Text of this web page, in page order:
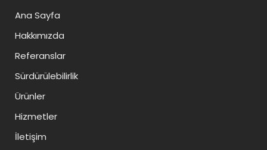
Ana Sayfa
Hakkımızda
Referanslar
Sürdürülebilirlik
Ürünler
Hizmetler
İletişim